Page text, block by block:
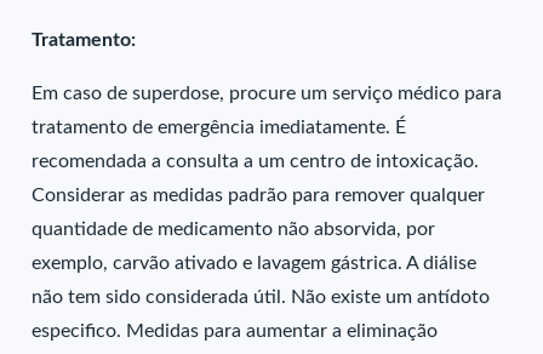
Tratamento:
Em caso de superdose, procure um serviço médico para
tratamento de emergência imediatamente. É
recomendada a consulta a um centro de intoxicação.
Considerar as medidas padrão para remover qualquer
quantidade de medicamento não absorvida, por
exemplo, carvão ativado e lavagem gástrica. A diálise
não tem sido considerada útil. Não existe um antídoto
especifico. Medidas para aumentar a eliminação